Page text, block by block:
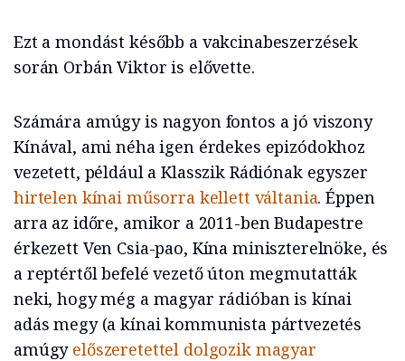
Ezt a mondást később a vakcinabeszerzések
során Orbán Viktor is elővette.
Számára amúgy is nagyon fontos a jó viszony
Kínával, ami néha igen érdekes epizódokhoz
vezetett, például a Klasszik Rádiónak egyszer
hirtelen kínai műsorra kellett váltania. Éppen
arra az időre, amikor a 2011-ben Budapestre
érkezett Ven Csia-pao, Kína miniszterelnöke, és
a reptértől befelé vezető úton megmutatták
neki, hogy még a magyar rádióban is kínai
adás megy (a kínai kommunista pártvezetés
amúgy előszeretettel dolgozik magyar